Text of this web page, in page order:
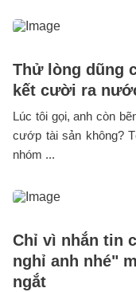
Thử lòng dũng
kết cười ra
Lúc tôi gọi, anh còn
cướp tài sản không?
nhóm ...
Chỉ vì nhắn tin
nghỉ anh nhé"
ngắt